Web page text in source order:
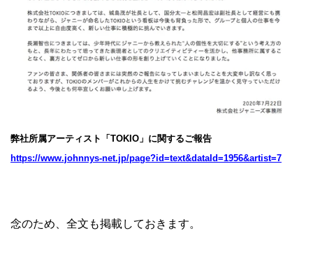
弊社所属アーティスト「TOKIO」に関するご報告
https://www.johnnys-net.jp/page?id=text&dataId=1956&artist=7
念のため、全文も掲載しておきます。